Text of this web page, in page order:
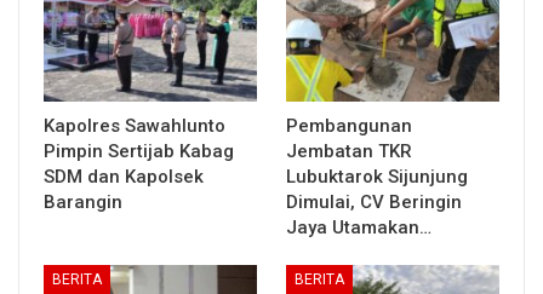
Kapolres Sawahlunto
Pimpin Sertijab Kabag
SDM dan Kapolsek
Barangin
Pembangunan
Jembatan TKR
Lubuktarok Sijunjung
Dimulai, CV Beringin
Jaya Utamakan…
BERITA BERITA